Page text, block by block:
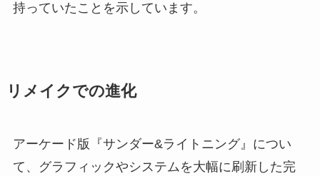
持っていたことを示しています。
リメイクでの進化
アーケード版『サンダー&ライトニング』につい
て、グラフィックやシステムを大幅に刷新した完